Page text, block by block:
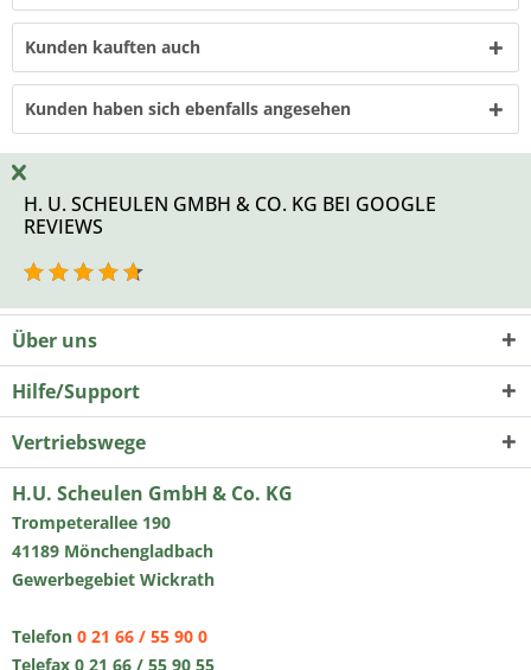
Kunden kauften auch
Kunden haben sich ebenfalls angesehen
H. U. SCHEULEN GMBH & CO. KG BEI GOOGLE
REVIEWS
Über uns
Hilfe/Support
Vertriebswege
H.U. Scheulen GmbH & Co. KG
Trompeterallee 190
41189 Mönchengladbach
Gewerbegebiet Wickrath
Telefon 0 21 66 / 55 90 0
Telefax 0 21 66 / 55 90 55